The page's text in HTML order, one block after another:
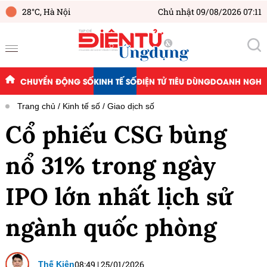
28°C,Hà Nội Chủ nhật 09/08/2026 07:11
CHUYỂN ĐỘNG SỐKINH TẾ SỐĐIỆN TỬ TIÊU DÙNGDOANH
Trang chủ Kinh tế số Giao dịch số
Cổ phiếu CSG bùng
nổ 31% trong ngày
IPO lớn nhất lịch sử
ngành quốc phòng
Thế Kiên08:49 |25/01/2026